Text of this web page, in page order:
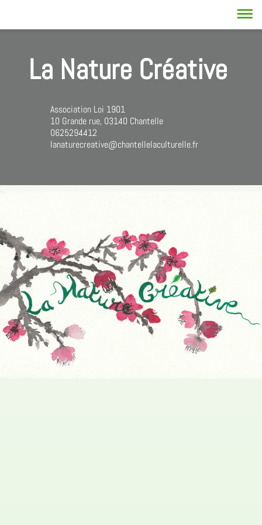
La Nature Créative
Association Loi 1901
10 Grande rue, 03140 Chantelle
0625294412
lanaturecreative@chantellelaculturelle.fr
dehaze